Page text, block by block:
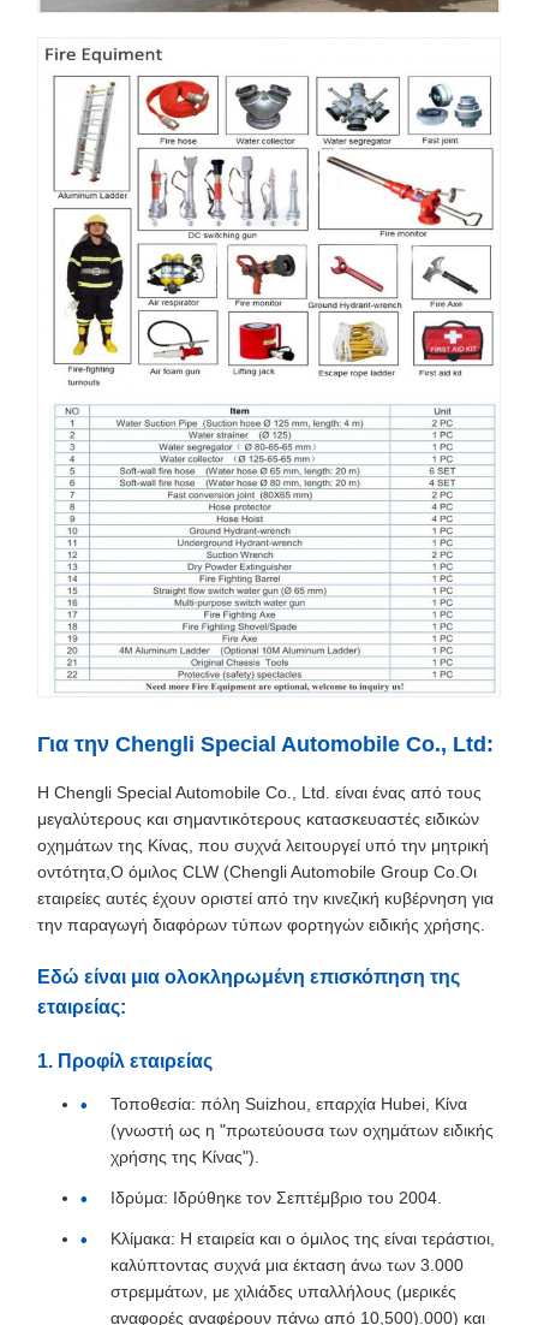
Για την Chengli Special Automobile Co., Ltd:
Η Chengli Special Automobile Co., Ltd. είναι ένας από τους
μεγαλύτερους και σημαντικότερους κατασκευαστές ειδικών
οχημάτων της Κίνας, που συχνά λειτουργεί υπό την μητρική
οντότητα,Ο όμιλος CLW (Chengli Automobile Group Co.Οι
εταιρείες αυτές έχουν οριστεί από την κινεζική κυβέρνηση για
την παραγωγή διαφόρων τύπων φορτηγών ειδικής χρήσης.
Εδώ είναι μια ολοκληρωμένη επισκόπηση της
εταιρείας:
1. Προφίλ εταιρείας
Τοποθεσία: πόλη Suizhou, επαρχία Hubei, Κίνα
(γνωστή ως η "πρωτεύουσα των οχημάτων ειδικής
χρήσης της Κίνας").
Ιδρύμα: Ιδρύθηκε τον Σεπτέμβριο του 2004.
Κλίμακα: Η εταιρεία και ο όμιλος της είναι τεράστιοι,
καλύπτοντας συχνά μια έκταση άνω των 3.000
στρεμμάτων, με χιλιάδες υπαλλήλους (μερικές
αναφορές αναφέρουν πάνω από 10,500).000) και